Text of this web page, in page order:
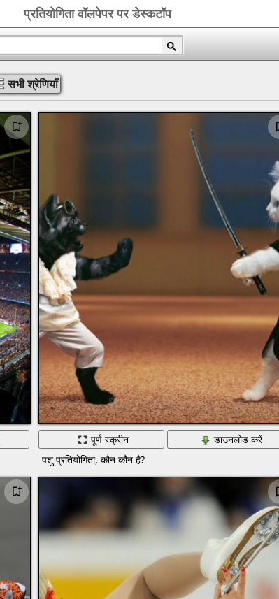
प्रतियोगिता वॉलपेपर पर डेस्कटॉप
सभी श्रेणियाँ
पूर्ण स्क्रीन
डाउनलोड करें
पशु प्रतियोगिता, कौन कौन है?